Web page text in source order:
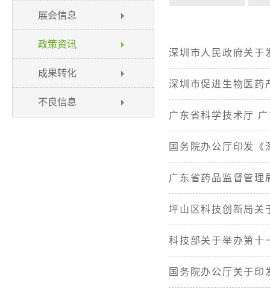
展会信息
政策资讯
成果转化
不良信息
深圳市人民政府关于
深圳市促进生物医药
广东省科学技术厅
国务院办公厅印发
广东省药品监督管理
坪山区科技创新局关
科技部关于举办第十
国务院办公厅关于印